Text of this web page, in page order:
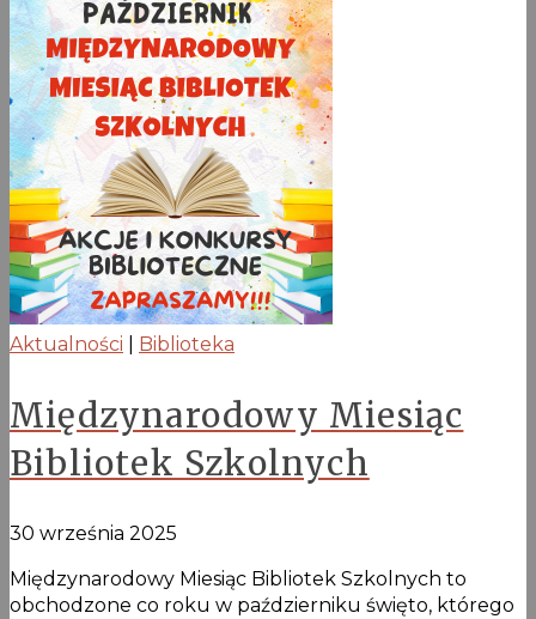
Aktualności Biblioteka
Międzynarodowy Miesiąc
Bibliotek Szkolnych
30 września 2025
Międzynarodowy Miesiąc Bibliotek Szkolnych to
obchodzone co roku w październiku święto, którego